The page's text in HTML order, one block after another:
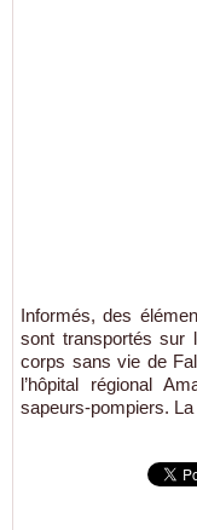
Informés, des
sont transportés sur
corps sans vie de
l’hôpital régional
sapeurs-pompiers.